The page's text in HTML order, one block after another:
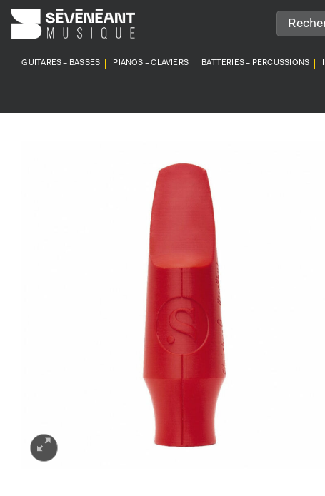
Passer
au
GUITARES – BASSES PIANOS – CLAVIERS BATTERIES – PERCUSSIONS